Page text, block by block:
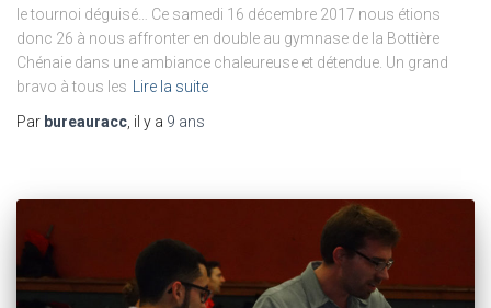
le tournoi déguisé… Ce samedi 16 décembre 2017 nous étions
donc 26 à nous affronter en double au gymnase de la Bottière
Chénaie dans une ambiance chaleureuse et détendue. Un grand
bravo à tous les
Lire la suite
Par bureauracc , il y a 9 ans